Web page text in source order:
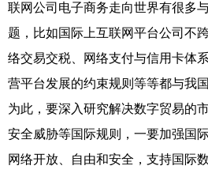
联网公司电子商务走向世界有很多
题，比如国际上互联网平台公司不
络交易交税、网络支付与信用卡体
营平台发展的约束规则等等都与我
为此，要深入研究解决数字贸易的
安全威胁等国际规则，一要加强国
网络开放、自由和安全，支持国际